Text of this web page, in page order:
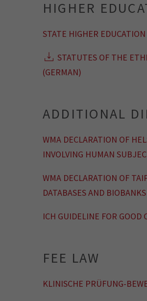
HIGHER
STATE HIGHER
STATUTES OF THE
(GERMAN)
ADDITIONAL
WMA DECLARATION OF
INVOLVING HUMAN
WMA DECLARATION OF
DATABASES AND BIOBANKS
ICH GUIDELINE FOR GOOD
FEE LAW
KLINISCHE PRÜFUNG-